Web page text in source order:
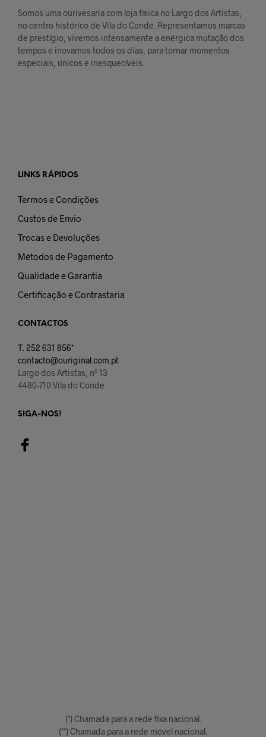
Somos uma ourivesaria com loja física no Largo dos Artistas,
no centro histórico de Vila do Conde. Representamos marcas
de prestígio, vivemos intensamente a enérgica mutação dos
tempos e inovamos todos os dias, para tornar momentos
especiais, únicos e inesquecíveis.
LINKS RÁPIDOS
Termos e Condições
Custos de Envio
Trocas e Devoluções
Métodos de Pagamento
Qualidade e Garantia
Certificação e Contrastaria
CONTACTOS
T. 252 631 856*
contacto@ouriginal.com.pt
Largo dos Artistas, nº 13
4480-710 Vila do Conde
SIGA-NOS!
(*) Chamada para a rede fixa nacional.
(**) Chamada para a rede móvel nacional.